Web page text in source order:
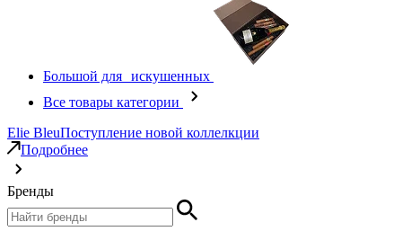
Большой для искушенных
Все товары категории
Elie BleuПоступление новой коллелкции
Подробнее
Бренды